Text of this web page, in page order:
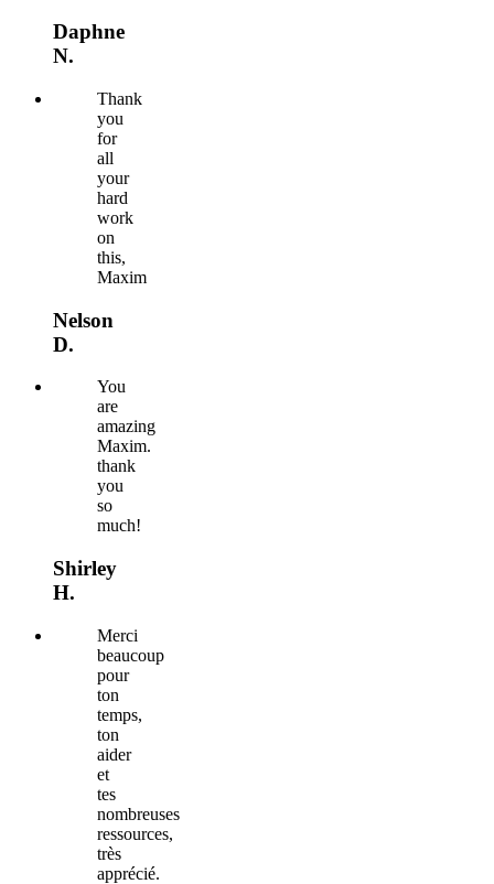
Daphne
N.
Thank
you
for
all
your
hard
work
on
this,
Maxim
Nelson
D.
You
are
amazing
Maxim.
thank
you
so
much!
Shirley
H.
Merci
beaucoup
pour
ton
temps,
ton
aider
et
tes
nombreuses
ressources,
très
apprécié.